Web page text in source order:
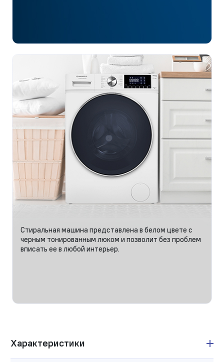
Стиральная машина представлена в белом цвете с
черным тонированным люком и позволит без проблем
вписать ее в любой интерьер.
Характеристики